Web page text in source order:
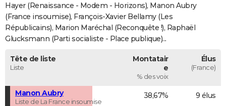
S'inscrire
Se connecter
Lycées
Collèges
Primaires
Universités
Entreprises
Service militaire
Avis de recherche
AVIS DE DÉCÈS
FORUM
Hayer (Renaissance - Modem - Horizons), Manon Aubry
(France insoumise), François-Xavier Bellamy (Les
Républicains), Marion Maréchal (Reconquête !), Raphaël
Glucksmann (Parti socialiste - Place publique)...
Tête de liste
Liste
Montatair
e
% des voix
Élus
(France)
Manon Aubry
Liste de La France insoumise
38,67% 9 élus